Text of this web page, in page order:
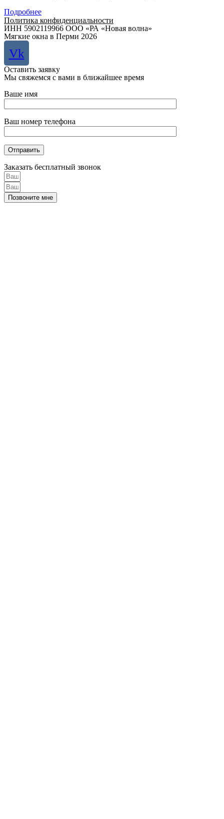
Подробнее
Политика конфиденциальности
ИНН 5902119966 ООО «РА «Новая волна»
Мягкие окна в Перми 2026
Vk
Оставить заявку
Мы свяжемся с вами в ближайшее время
Ваше имя
Ваш номер телефона
Заказать бесплатный звонок
Позвоните мне